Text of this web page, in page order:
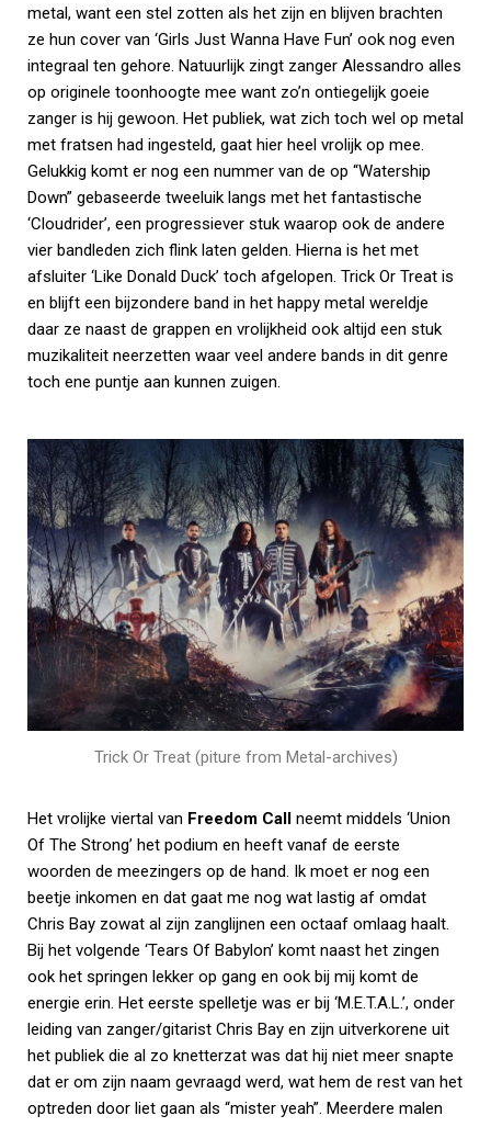
metal, want een stel zotten als het zijn en blijven brachten
ze hun cover van ‘Girls Just Wanna Have Fun’ ook nog even
integraal ten gehore. Natuurlijk zingt zanger Alessandro alles
op originele toonhoogte mee want zo’n ontiegelijk goeie
zanger is hij gewoon. Het publiek, wat zich toch wel op metal
met fratsen had ingesteld, gaat hier heel vrolijk op mee.
Gelukkig komt er nog een nummer van de op “Watership
Down” gebaseerde tweeluik langs met het fantastische
‘Cloudrider’, een progressiever stuk waarop ook de andere
vier bandleden zich flink laten gelden. Hierna is het met
afsluiter ‘Like Donald Duck’ toch afgelopen. Trick Or Treat is
en blijft een bijzondere band in het happy metal wereldje
daar ze naast de grappen en vrolijkheid ook altijd een stuk
muzikaliteit neerzetten waar veel andere bands in dit genre
toch ene puntje aan kunnen zuigen.
Trick Or Treat (piture from Metal-archives)
Het vrolijke viertal van Freedom Call neemt middels ‘Union
Of The Strong’ het podium en heeft vanaf de eerste
woorden de meezingers op de hand. Ik moet er nog een
beetje inkomen en dat gaat me nog wat lastig af omdat
Chris Bay zowat al zijn zanglijnen een octaaf omlaag haalt.
Bij het volgende ‘Tears Of Babylon’ komt naast het zingen
ook het springen lekker op gang en ook bij mij komt de
energie erin. Het eerste spelletje was er bij ‘M.E.T.A.L.’, onder
leiding van zanger/gitarist Chris Bay en zijn uitverkorene uit
het publiek die al zo knetterzat was dat hij niet meer snapte
dat er om zijn naam gevraagd werd, wat hem de rest van het
optreden door liet gaan als “mister yeah”. Meerdere malen